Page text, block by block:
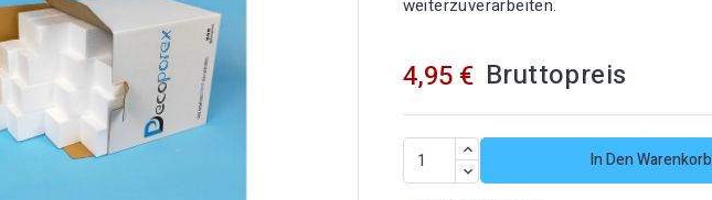
weiterzuverarbeiten.
4,95 € Bruttopreis
In Den Warenkorb